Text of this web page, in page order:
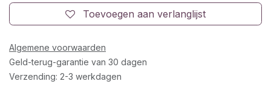
Toevoegen aan verlanglijst
Algemene voorwaarden
Geld-terug-garantie van 30 dagen
Verzending: 2-3 werkdagen